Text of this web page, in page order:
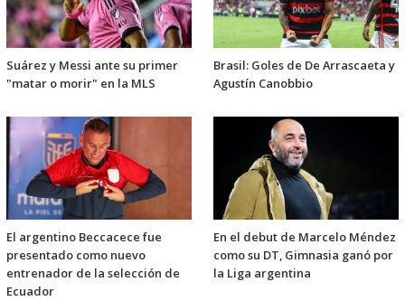
Suárez y Messi ante su primer
"matar o morir" en la MLS
Brasil: Goles de De Arrascaeta y
Agustín Canobbio
El argentino Beccacece fue
presentado como nuevo
entrenador de la selección de
Ecuador
En el debut de Marcelo Méndez
como su DT, Gimnasia ganó por
la Liga argentina